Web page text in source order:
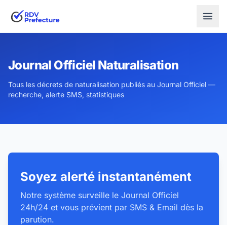
Journal Officiel Naturalisation
Tous les décrets de naturalisation publiés au Journal Officiel —
recherche, alerte SMS, statistiques
Soyez alerté instantanément
Notre système surveille le Journal Officiel
24h/24 et vous prévient par SMS & Email dès la
parution.